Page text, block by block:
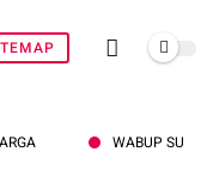
WABUP SUKABUMI